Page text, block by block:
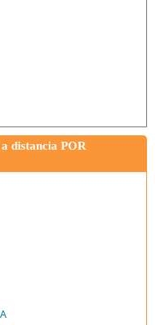
distancia POR